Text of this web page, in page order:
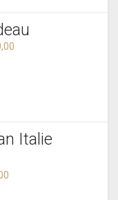
Italie